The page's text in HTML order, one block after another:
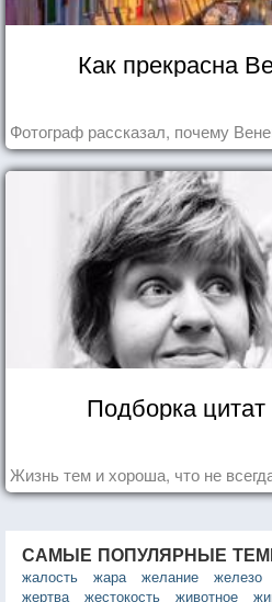
Как прекрасна
Фотограф рассказал, почему
Подборка
Жизнь тем и хороша, что не
САМЫЕ ПОПУЛЯРНЫЕ
жалость
жара желание железо
жертва
жестокость животное